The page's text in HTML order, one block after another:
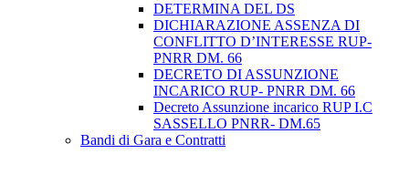
DETERMINA DEL DS
DICHIARAZIONE ASSENZA DI
CONFLITTO D’INTERESSE RUP-
PNRR DM. 66
DECRETO DI ASSUNZIONE
INCARICO RUP- PNRR DM. 66
Decreto Assunzione incarico RUP I.C
SASSELLO PNRR- DM.65
Bandi di Gara e Contratti